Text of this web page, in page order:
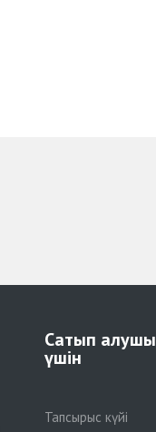
Сатып алушы
үшін
Тапсырыс күйі